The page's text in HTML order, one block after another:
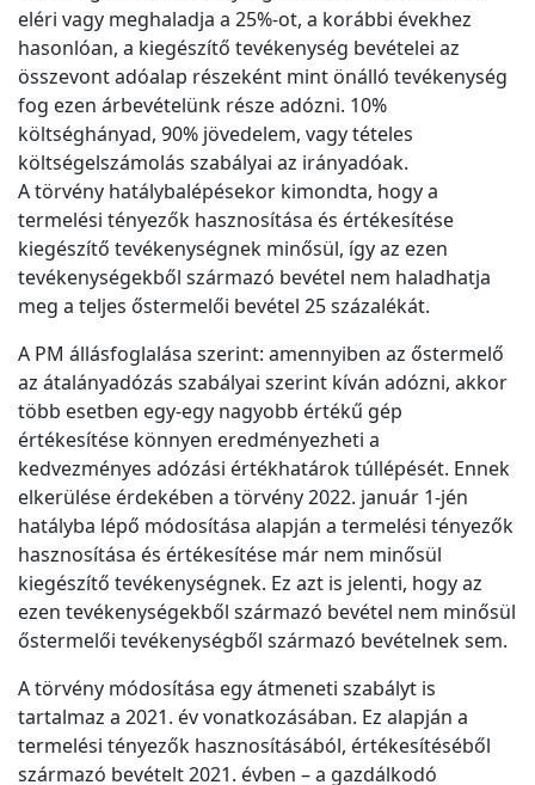
eléri vagy meghaladja a 25%-ot, a korábbi évekhez
hasonlóan, a kiegészítő tevékenység bevételei az
összevont adóalap részeként mint önálló tevékenység
fog ezen árbevételünk része adózni. 10%
költséghányad, 90% jövedelem, vagy tételes
költségelszámolás szabályai az irányadóak.
A törvény hatálybalépésekor kimondta, hogy a
termelési tényezők hasznosítása és értékesítése
kiegészítő tevékenységnek minősül, így az ezen
tevékenységekből származó bevétel nem haladhatja
meg a teljes őstermelői bevétel 25 százalékát.
A PM állásfoglalása szerint: amennyiben az őstermelő
az átalányadózás szabályai szerint kíván adózni, akkor
több esetben egy-egy nagyobb értékű gép
értékesítése könnyen eredményezheti a
kedvezményes adózási értékhatárok túllépését. Ennek
elkerülése érdekében a törvény 2022. január 1-jén
hatályba lépő módosítása alapján a termelési tényezők
hasznosítása és értékesítése már nem minősül
kiegészítő tevékenységnek. Ez azt is jelenti, hogy az
ezen tevékenységekből származó bevétel nem minősül
őstermelői tevékenységből származó bevételnek sem.
A törvény módosítása egy átmeneti szabályt is
tartalmaz a 2021. év vonatkozásában. Ez alapján a
termelési tényezők hasznosításából, értékesítéséből
származó bevételt 2021. évben – a gazdálkodó